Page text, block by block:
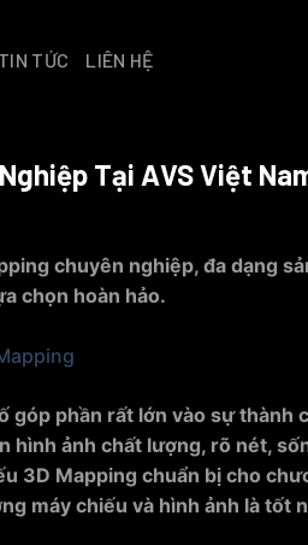
TIN TỨC LIÊN HỆ
Tại AVS Việt
chuyên nghiệp, đa dạng
chọn hoàn hảo.
phần rất lớn vào sự thành
ảnh chất lượng, rõ nét,
3D Mapping chuẩn bị cho
máy chiếu và hình ảnh là tốt